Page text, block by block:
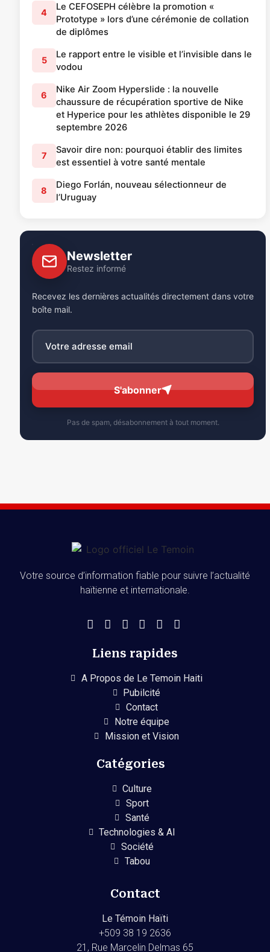
4
Le CEFOSEPH célèbre la promotion «
Prototype » lors d’une cérémonie de collation
de diplômes
5
Le rapport entre le visible et l’invisible dans le
vodou
6
Nike Air Zoom Hyperslide : la nouvelle
chaussure de récupération sportive de Nike
et Hyperice pour les athlètes disponible le 29
septembre 2026
7
Savoir dire non: pourquoi établir des limites
est essentiel à votre santé mentale
8
Diego Forlán, nouveau sélectionneur de
l’Uruguay
Newsletter
Restez informé
Recevez les dernières actualités directement dans votre
boîte mail.
S'abonner
Pas de spam, désabonnement à tout moment.
Votre source d’information fiable pour suivre l’actualité
haïtienne et internationale.
Liens rapides
A Propos de Le Temoin Haiti
Pubilcité
Contact
Notre équipe
Mission et Vision
Catégories
Culture
Sport
Santé
Technologies & AI
Société
Tabou
Contact
Le Témoin Haïti
+509 38 19 2636
21, Rue Marcelin Delmas 65